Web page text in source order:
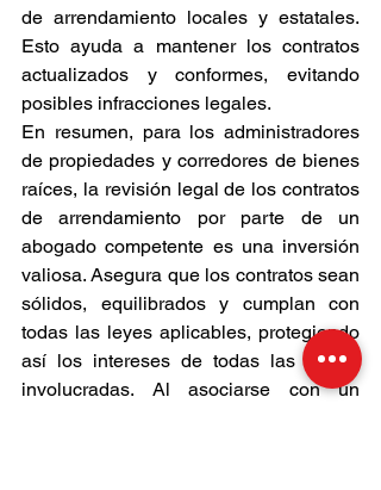
de arrendamiento locales y estatales.
Esto ayuda a mantener los contratos
actualizados y conformes, evitando
posibles infracciones legales.
En resumen, para los administradores
de propiedades y corredores de bienes
raíces, la revisión legal de los contratos
de arrendamiento por parte de un
abogado competente es una inversión
valiosa. Asegura que los contratos sean
sólidos, equilibrados y cumplan con
todas las leyes aplicables, protegiendo
así los intereses de todas las partes
involucradas. Al asociarse con un